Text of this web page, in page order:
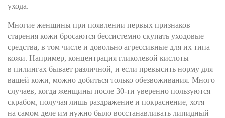
ухода.
Многие женщины при появлении первых признаков
старения кожи бросаются бессистемно скупать уходовые
средства, в том числе и довольно агрессивные для их типа
кожи. Например, концентрация гликолевой кислоты
в пилингах бывает различной, и если превысить норму для
вашей кожи, можно добиться только обезвоживания. Много
случаев, когда женщины после 30-ти уверенно пользуются
скрабом, получая лишь раздражение и покраснение, хотя
на самом деле им нужно было восстанавливать липидный